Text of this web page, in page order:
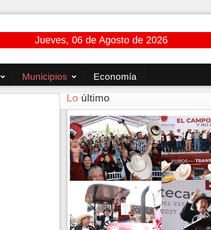
Jueves, 06 de Agosto de 2026
Municipios Economía
Lo último